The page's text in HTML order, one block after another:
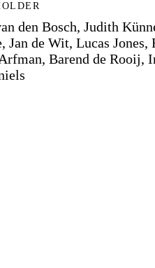
den Bosch, Judith
de Wit, Lucas Jones, Frank Bosman,
Barend de Rooij,